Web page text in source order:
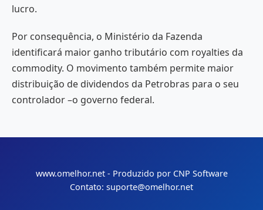
lucro.
Por consequência, o Ministério da Fazenda
identificará maior ganho tributário com royalties da
commodity. O movimento também permite maior
distribuição de dividendos da Petrobras para o seu
controlador –o governo federal.
www.omelhor.net - Produzido por CNP Software
Contato: suporte@omelhor.net